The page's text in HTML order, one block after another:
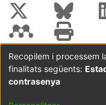
Coordinació:CRAI UB Avís legal
subjectes a:
Configuració
Recopilem i processem
finalitats següents:
contrasenya